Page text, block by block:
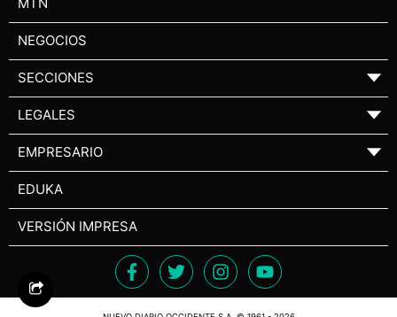
NEGOCIOS
SECCIONES ▼
LEGALES ▼
EMPRESARIO ▼
EDUKA
VERSIÓN IMPRESA